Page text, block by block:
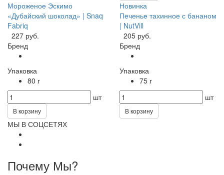
Мороженое Эскимо
«Дубайский шоколад» | Snaq
Fabriq
227 руб.
Бренд
Упаковка
80 г
шт
В корзину
Новинка
Печенье тахинное с бананом
| NutVill
205 руб.
Бренд
Упаковка
75 г
шт
В корзину
МЫ В СОЦСЕТЯХ
Почему Мы?